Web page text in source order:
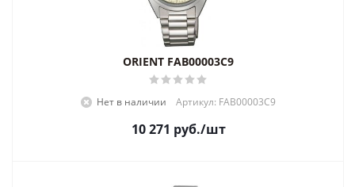
ORIENT FAB00003C9
Нет в наличии Артикул: FAB00003C9
10 271 руб./шт